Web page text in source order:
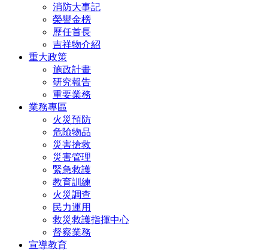
消防大事記
榮譽金榜
歷任首長
吉祥物介紹
重大政策
施政計畫
研究報告
重要業務
業務專區
火災預防
危險物品
災害搶救
災害管理
緊急救護
教育訓練
火災調查
民力運用
救災救護指揮中心
督察業務
宣導教育